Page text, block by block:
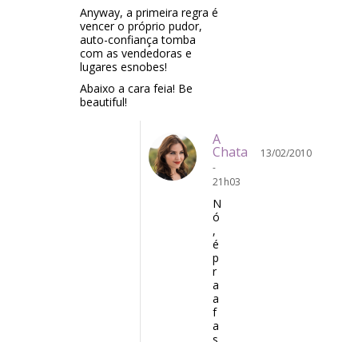
Anyway, a primeira regra é
vencer o próprio pudor,
auto-confiança tomba
com as vendedoras e
lugares esnobes!
Abaixo a cara feia! Be
beautiful!
A
Chata
13/02/2010
-
21h03
N
ó
,
é
p
r
a
a
f
a